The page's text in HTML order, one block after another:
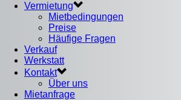
Vermietung
Mietbedingungen
Preise
Häufige Fragen
Verkauf
Werkstatt
Kontakt
Über uns
Mietanfrage